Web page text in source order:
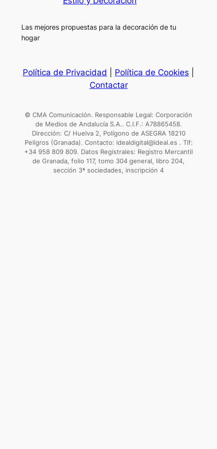
Las mejores propuestas para la decoración de tu
hogar
Política de Privacidad Política de Cookies
Contactar
© CMA Comunicación. Responsable Legal: Corporación
de Medios de Andalucía S.A.. C.I.F.: A78865458.
Dirección: C/ Huelva 2, Polígono de ASEGRA 18210
Peligros (Granada). Contacto: idealdigital@ideal.es . Tlf:
+34 958 809 809. Datos Registrales: Registro Mercantil
de Granada, folio 117, tomo 304 general, libro 204,
sección 3ª sociedades, inscripción 4